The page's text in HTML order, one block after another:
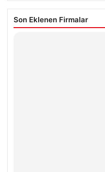
Son Eklenen Firmalar